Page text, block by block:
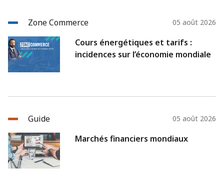
Zone Commerce 05 août 2026
Cours énergétiques et tarifs :
incidences sur l’économie mondiale
Guide 05 août 2026
Marchés financiers mondiaux